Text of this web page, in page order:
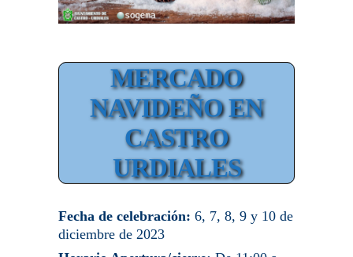
MERCADO
NAVIDEÑO EN
CASTRO
URDIALES
Fecha de celebración: 6, 7, 8, 9 y 10 de
diciembre de 2023